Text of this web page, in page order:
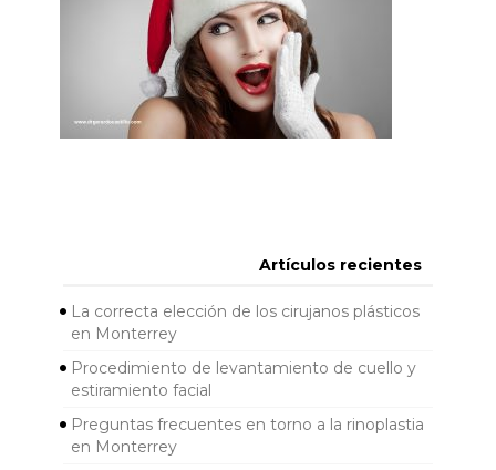
Artículos recientes
La correcta elección de los cirujanos plásticos
en Monterrey
Procedimiento de levantamiento de cuello y
estiramiento facial
Preguntas frecuentes en torno a la rinoplastia
en Monterrey